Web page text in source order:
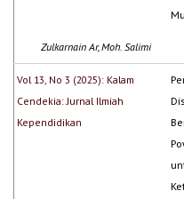
Zulkarnain Ar, Moh. Salimi
Vol 13, No 3 (2025): Kalam
Cendekia: Jurnal Ilmiah
Kependidikan